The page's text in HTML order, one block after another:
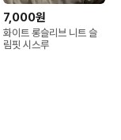
7,000원
화이트 롱슬리브 니트 슬
림핏 시스루